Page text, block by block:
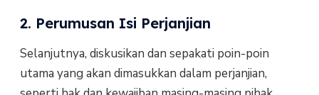
2. Perumusan Isi Perjanjian
Selanjutnya, diskusikan dan sepakati poin-poin
utama yang akan dimasukkan dalam perjanjian,